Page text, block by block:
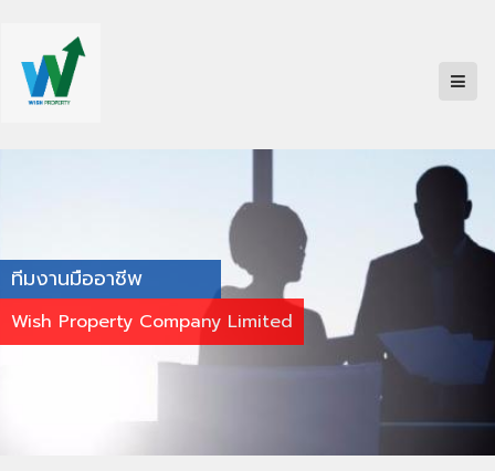
ทีมงานมืออาชีพ
Wish Property Company Limited